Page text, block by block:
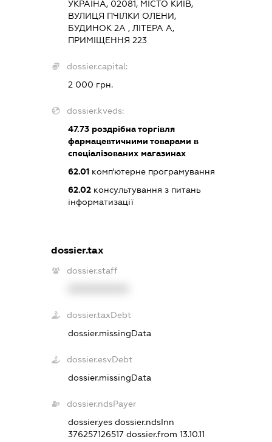
УКРАЇНА, 02081, МІСТО КИЇВ,
ВУЛИЦЯ ПЧІЛКИ ОЛЕНИ,
БУДИНОК 2А , ЛІТЕРА А,
ПРИМІЩЕННЯ 223
dossier.capital:
2 000 грн.
dossier.kveds:
47.73роздрібна торгівля
фармацевтичними товарами в
спеціалізованих магазинах
62.01комп'ютерне програмування
62.02консультування з питань
інформатизації
dossier.tax
dossier.staff
dossier.taxDebt
dossier.missingData
dossier.esvDebt
dossier.missingData
dossier.ndsPayer
dossier.yes dossier.ndsInn
376257126517 dossier.from 13.10.11